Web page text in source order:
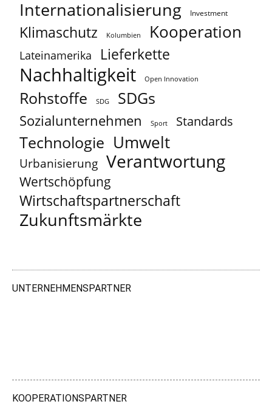
Internationalisierung Investment
Klimaschutz Kolumbien Kooperation
Lateinamerika Lieferkette
Nachhaltigkeit Open Innovation
Rohstoffe SDG SDGs
Sozialunternehmen Sport Standards
Technologie Umwelt
Urbanisierung Verantwortung
Wertschöpfung
Wirtschaftspartnerschaft
Zukunftsmärkte
UNTERNEHMENSPARTNER
KOOPERATIONSPARTNER